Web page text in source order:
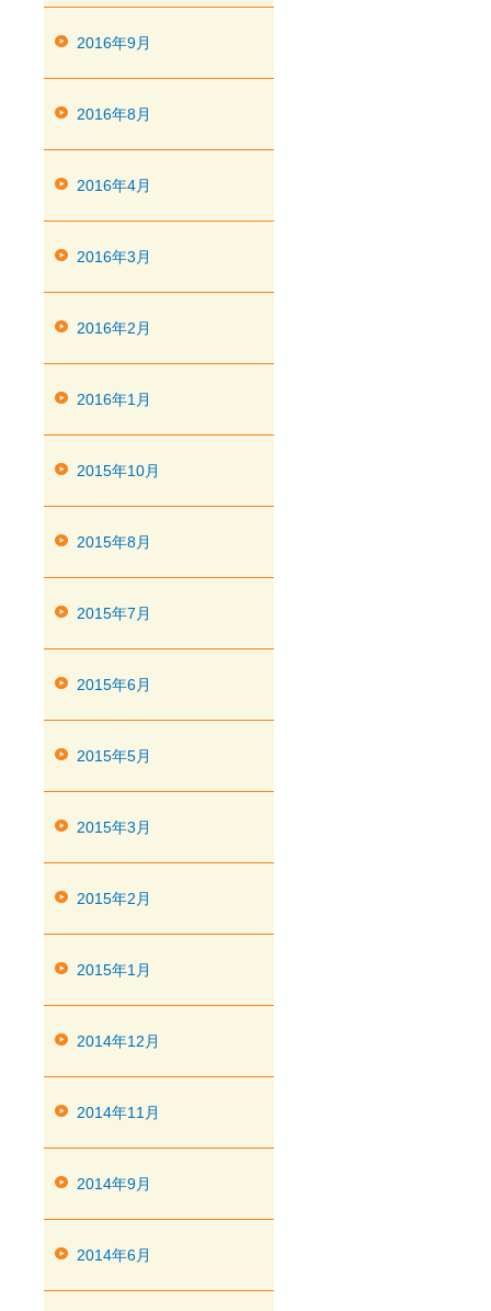
2016年9月
2016年8月
2016年4月
2016年3月
2016年2月
2016年1月
2015年10月
2015年8月
2015年7月
2015年6月
2015年5月
2015年3月
2015年2月
2015年1月
2014年12月
2014年11月
2014年9月
2014年6月